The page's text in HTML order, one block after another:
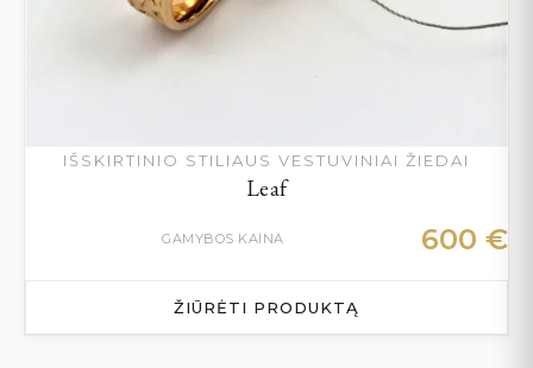
IŠSKIRTINIO STILIAUS VESTUVINIAI ŽIEDAI
Leaf
GAMYBOS KAINA 600 €
ŽIŪRĖTI PRODUKTĄ